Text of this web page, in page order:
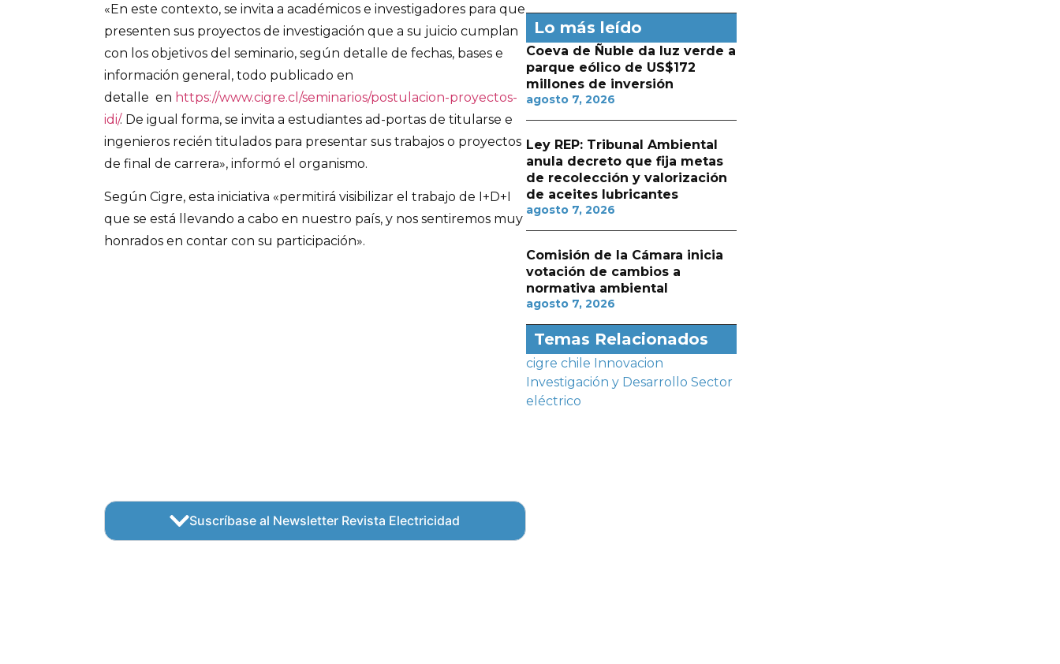
«En este contexto, se invita a académicos e investigadores para que
presenten sus proyectos de investigación que a su juicio cumplan
con los objetivos del seminario, según detalle de fechas, bases e
información general, todo publicado en
detalle en https://www.cigre.cl/seminarios/postulacion-proyectos-
idi/. De igual forma, se invita a estudiantes ad-portas de titularse e
ingenieros recién titulados para presentar sus trabajos o proyectos
de final de carrera», informó el organismo.
Según Cigre, esta iniciativa «permitirá visibilizar el trabajo de I+D+I
que se está llevando a cabo en nuestro país, y nos sentiremos muy
honrados en contar con su participación».
Suscríbase al Newsletter Revista Electricidad
Lo más leído
Coeva de Ñuble da luz verde a
parque eólico de US$172
millones de inversión
agosto 7, 2026
Ley REP: Tribunal Ambiental
anula decreto que fija metas
de recolección y valorización
de aceites lubricantes
agosto 7, 2026
Comisión de la Cámara inicia
votación de cambios a
normativa ambiental
agosto 7, 2026
Temas Relacionados
cigre chile Innovacion
Investigación y Desarrollo Sector
eléctrico